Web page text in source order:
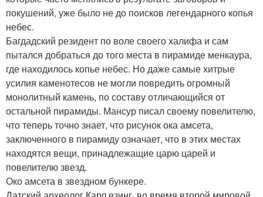
покушений, уже было не до поисков легендарного копья
небес.
Багдадский резидент по воле своего халифа и сам
пытался добраться до того места в пирамиде менкаура,
где находилось копье небес. Но даже самые хитрые
усилия каменотесов не могли повредить огромный
монолитный камень, по составу отличающийся от
остальной пирамиды. Мансур писал своему повелителю,
что теперь точно знает, что рисунок ока амсета,
заключенного в пирамиду означает, что в этих местах
находятся вещи, принадлежащие царю царей и
повелителю звезд.
Око амсета в звездном бункере.